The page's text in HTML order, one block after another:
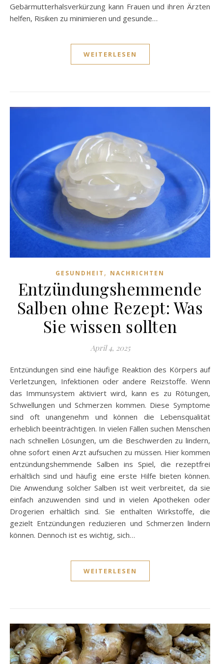
Gebärmutterhalsverkürzung kann Frauen und ihren Ärzten
helfen, Risiken zu minimieren und gesunde…
WEITERLESEN
GESUNDHEIT , NACHRICHTEN
Entzündungshemmende
Salben ohne Rezept: Was
Sie wissen sollten
April 4, 2025
Entzündungen sind eine häufige Reaktion des Körpers auf
Verletzungen, Infektionen oder andere Reizstoffe. Wenn
das Immunsystem aktiviert wird, kann es zu Rötungen,
Schwellungen und Schmerzen kommen. Diese Symptome
sind oft unangenehm und können die Lebensqualität
erheblich beeinträchtigen. In vielen Fällen suchen Menschen
nach schnellen Lösungen, um die Beschwerden zu lindern,
ohne sofort einen Arzt aufsuchen zu müssen. Hier kommen
entzündungshemmende Salben ins Spiel, die rezeptfrei
erhältlich sind und häufig eine erste Hilfe bieten können.
Die Anwendung solcher Salben ist weit verbreitet, da sie
einfach anzuwenden sind und in vielen Apotheken oder
Drogerien erhältlich sind. Sie enthalten Wirkstoffe, die
gezielt Entzündungen reduzieren und Schmerzen lindern
können. Dennoch ist es wichtig, sich…
WEITERLESEN